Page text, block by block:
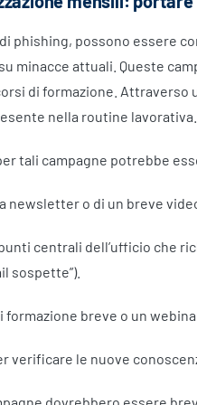
phishing, possono essere
minacce attuali. Queste
di formazione. Attraverso
nella routine lavorativa.
tali campagne potrebbe
newsletter o di un breve
centrali dell’ufficio che
sospette”).
formazione breve o un
verificare le nuove